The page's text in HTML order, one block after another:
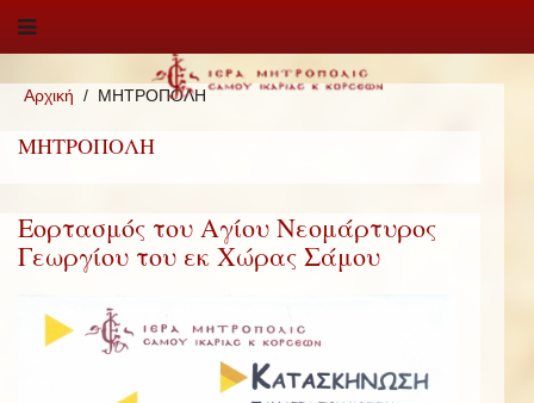
Αρχική ΜΗΤΡΟΠΟΛΗ
ΜΗΤΡΟΠΟΛΗ
Εορτασμός του Αγίου Νεομάρτυρος
Γεωργίου του εκ Χώρας Σάμου